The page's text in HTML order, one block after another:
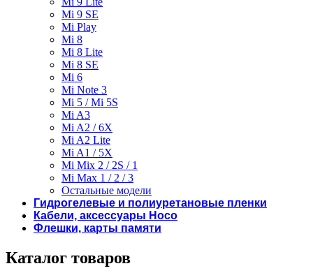
Mi 9 SE
Mi Play
Mi 8
Mi 8 Lite
Mi 8 SE
Mi 6
Mi Note 3
Mi 5 / Mi 5S
Mi A3
Mi A2 / 6X
Mi A2 Lite
Mi A1 / 5X
Mi Mix 2 / 2S / 1
Mi Max 1 / 2 / 3
Остальные модели
Гидрогелевые и полиуретановые пленки
Кабели, аксессуары Hoco
Флешки, карты памяти
Каталог товаров